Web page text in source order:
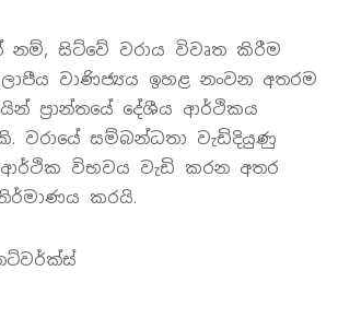
සිට්වේ වරාය විවෘත කිරීම
වාණිජ්‍යය ඉහළ නංවන අතරම
ප්‍රාන්තයේ දේශීය ආර්ථිකය
වරායේ සම්බන්ධතා වැඩිදියුණු
විභවය වැඩි කරන අතර
කරයි.